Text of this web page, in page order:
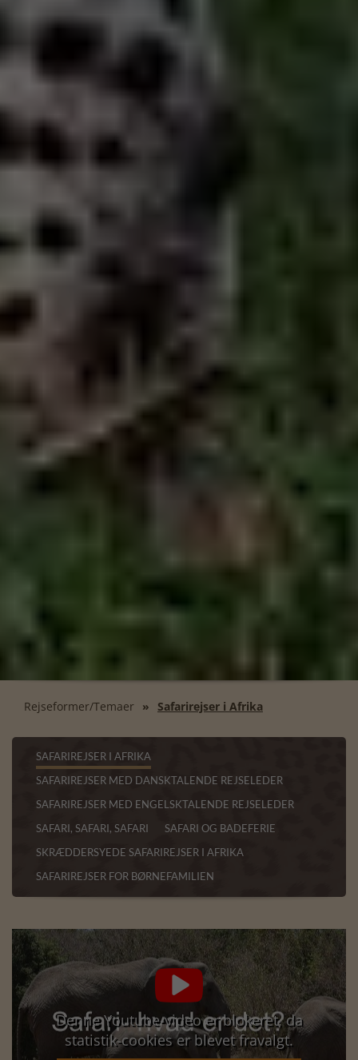
Rejseformer/Temaer Safarirejser i Afrika
SAFARIREJSER I AFRIKA
SAFARIREJSER MED DANSKTALENDE REJSELEDER
SAFARIREJSER MED ENGELSKTALENDE REJSELEDER
SAFARI, SAFARI, SAFARI
SAFARI OG BADEFERIE
SKRÆDDERSYEDE SAFARIREJSER I AFRIKA
SAFARIREJSER FOR BØRNEFAMILIEN

Denne Youtube-video er blokeret, da
statistik-cookies er blevet fravalgt.